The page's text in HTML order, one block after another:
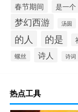
春节期间 是一个
梦幻西游 汤圆
的人 的是
螺丝 诗人 诗词
热点工具